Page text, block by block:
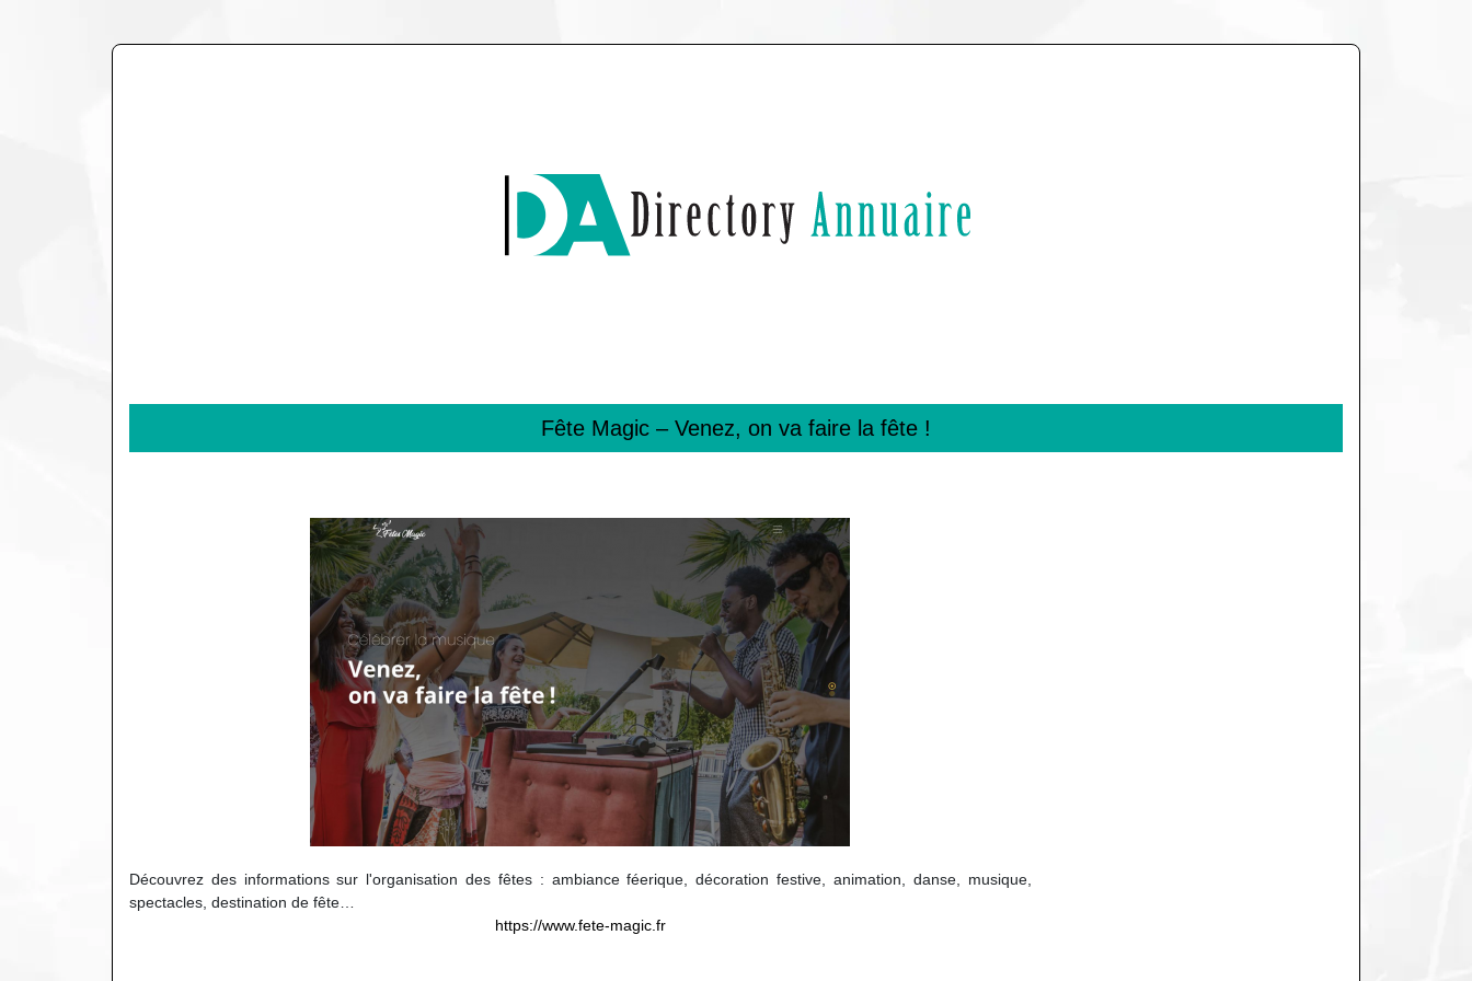
Fête Magic – Venez, on va faire la fête !
Découvrez des informations sur l'organisation des fêtes : ambiance féerique, décoration festive, animation, danse, musique,
spectacles, destination de fête…
https://www.fete-magic.fr